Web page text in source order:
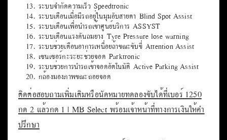
ถุงลมนิรภัยหัวเข่า 1 ตำแหน่ง
โปรแกรมควบคุมการทรงตัวอัตโนมัติ ESP
ระบบเบรกป้องกันล้อล็อค ABS
ระบบเบรก Adaptive Brake พร้อมฟังก์ชั่น HOLD
ระบบช่วยออกตัวบนทางลาดชัน HSA
ระบบช่วยเบรกแบบแอคทีฟ Active Brake Assist
ไฟเบรกกระพริบฉุกเฉิน Adaptive Brake Light
ระบบรักษาความเร็วอัตโนมัติ Cruise Control
ระบบจำกัดความเร็ว Speedtronic
ระบบเตือนเมื่อมีรถอยู่ในมุมอับสายตา Blind Spot Assist
ระบบเตือนเพื่อนำรถเข้าศูนย์บริการ ASSYST
ระบบเตือนแรงดันลมยาง Tyre Pressure lose warning
ระบบช่วยเตือนอาการเหนื่อยล้าขณะขับขี่ Attention Assist